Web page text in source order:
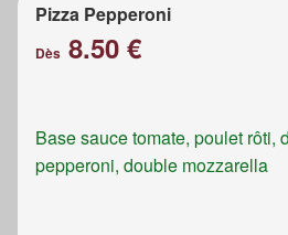
Pizza Pepperoni
Dès 8.50 €
Base sauce tomate, poulet rôti,
pepperoni, double mozzarella